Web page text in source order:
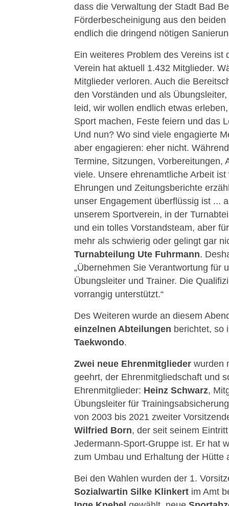
dass die Verwaltung der Stadt Bad
Förderbescheinigung aus den
endlich die dringend nötigen
Ein weiteres Problem des Vereins
Verein hat aktuell 1.432 Mitglieder.
Mitglieder verloren. Auch die
den Vorständen und als
leid, wir wollen endlich etwas
Sport machen, Feste feiern und das
Und nun? Wo sind viele engagierte
aber engagieren: eher nicht.
Termine, Sitzungen, Vorbereitungen,
viele. Unsere ehrenamtliche Arbeit
Ehrungen und Zeitungsberichte
unser Engagement überflüssig ist ...
unserem Sportverein, in der
und ein tolles Vorstandsteam, aber
mehr als schwierig oder gelingt gar
Turnabteilung Ute Fuhrmann.
„Übernehmen Sie Verantwortung für
Übungsleiter und Trainer. Die
vorrangig unterstützt.“
Des Weiteren wurde an diesem
einzelnen Abteilungen berichtet, so
Taekwondo.
Zwei neue Ehrenmitglieder wurden
geehrt, der Ehrenmitgliedschaft und
Ehrenmitglieder: Heinz Schwarz,
Übungsleiter für
von 2003 bis 2021 zweiter
Wilfried Born, der seit seinem
Jedermann-Sport-Gruppe ist. Er hat
zum Umbau und Erhaltung der
Bei den Wahlen wurden der 1.
Sozialwartin Silke Klinkert im Amt